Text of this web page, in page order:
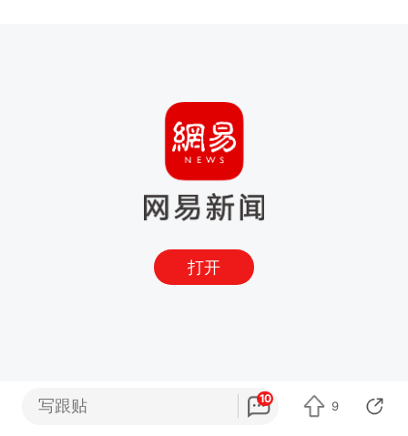
打开
写跟贴 10
9